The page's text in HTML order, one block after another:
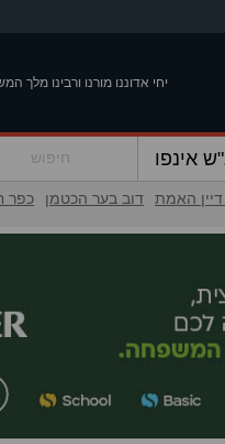
יחי אדוננו מורנו ורבינו מלך
אינפו
דיין האמת דוב בער הכטמן כפר